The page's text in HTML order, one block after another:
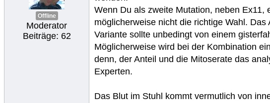
Offline
Moderator
Beiträge: 62
Wenn Du als zweite Mutation, neben
möglicherweise nicht die richtige Wahl.
Variante sollte unbedingt von einem
Möglicherweise wird bei der Kombination
denn, der Anteil und die Mitoserate das
Experten.
Das Blut im Stuhl kommt vermutlich von